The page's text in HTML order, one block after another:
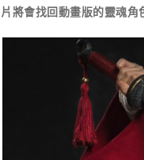
片將會找回動畫版的靈魂角